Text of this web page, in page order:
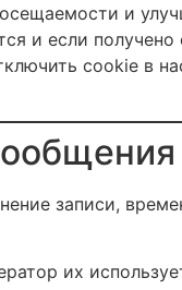
и
и если получено
cookie в
записи,
их